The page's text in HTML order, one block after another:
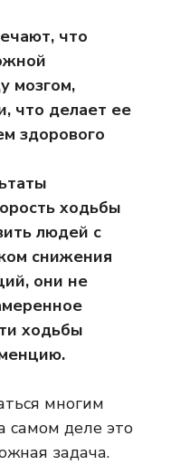
что
мозгом,
что делает ее
здорового
ходьбы
людей с
снижения
они не
ходьбы
многим
самом деле это
задача.